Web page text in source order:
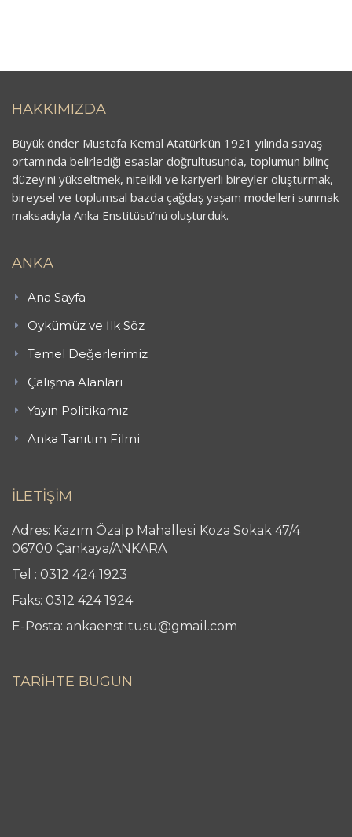
HAKKIMIZDA
Büyük önder Mustafa Kemal Atatürk’ün 1921 yılında savaş
ortamında belirlediği esaslar doğrultusunda, toplumun bilinç
düzeyini yükseltmek, nitelikli ve kariyerli bireyler oluşturmak,
bireysel ve toplumsal bazda çağdaş yaşam modelleri sunmak
maksadıyla Anka Enstitüsü’nü oluşturduk.
ANKA
Ana Sayfa
Öykümüz ve İlk Söz
Temel Değerlerimiz
Çalışma Alanları
Yayın Politikamız
Anka Tanıtım Filmi
İLETİŞİM
Adres: Kazım Özalp Mahallesi Koza Sokak 47/4
06700 Çankaya/ANKARA
Tel : 0312 424 1923
Faks: 0312 424 1924
E-Posta: ankaenstitusu@gmail.com
TARİHTE BUGÜN